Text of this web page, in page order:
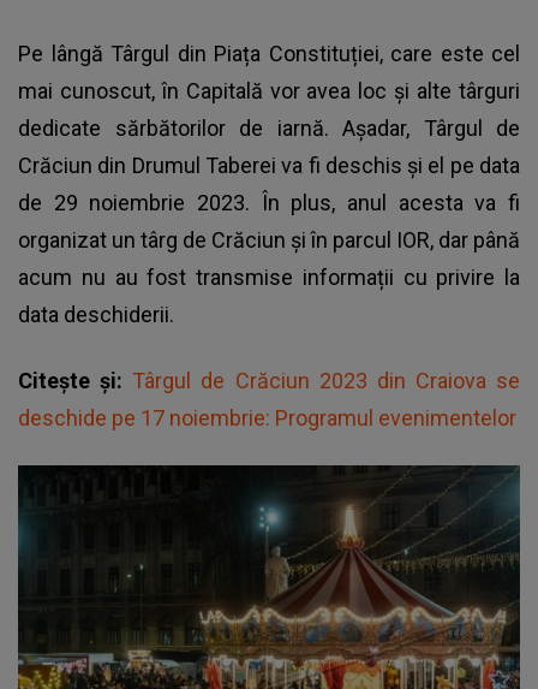
Pe lângă Târgul din Piața Constituției, care este cel
mai cunoscut, în Capitală vor avea loc și alte târguri
dedicate sărbătorilor de iarnă. Așadar, Târgul de
Crăciun din Drumul Taberei va fi deschis și el pe data
de 29 noiembrie 2023. În plus, anul acesta va fi
organizat un târg de Crăciun și în parcul IOR, dar până
acum nu au fost transmise informații cu privire la
data deschiderii.
Citește și: Târgul de Crăciun 2023 din Craiova se
deschide pe 17 noiembrie: Programul evenimentelor